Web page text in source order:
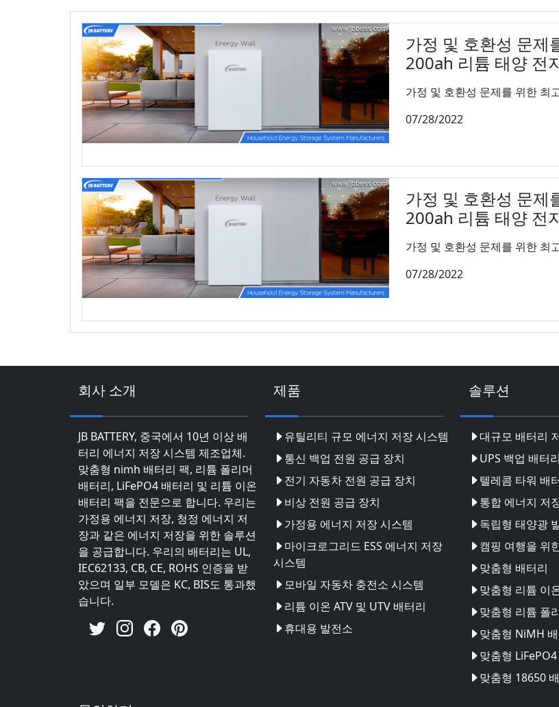
가정 및 호환성 문
200ah 리튬 태양 전
가정 및 호환성 문제를 위한 최
07/28/2022
가정 및 호환성 문
200ah 리튬 태양 전
가정 및 호환성 문제를 위한 최
07/28/2022
회사 소개
JB BATTERY, 중국에서 10년 이상 배
터리 에너지 저장 시스템 제조업체.
맞춤형 nimh 배터리 팩, 리튬 폴리머
배터리, LiFePO4 배터리 및 리튬 이온
배터리 팩을 전문으로 합니다. 우리는
가정용 에너지 저장, 청정 에너지 저
장과 같은 에너지 저장을 위한 솔루션
을 공급합니다. 우리의 배터리는 UL,
IEC62133, CB, CE, ROHS 인증을 받
았으며 일부 모델은 KC, BIS도 통과했
습니다.
제품
유틸리티 규모 에너지 저장 시스템
통신 백업 전원 공급 장치
전기 자동차 전원 공급 장치
비상 전원 공급 장치
가정용 에너지 저장 시스템
마이크로그리드 ESS 에너지 저장
시스템
모바일 자동차 충전소 시스템
리튬 이온 ATV 및 UTV 배터리
휴대용 발전소
솔루션
대규모 배터리
UPS 백업 배터
텔레콤 타워 배
통합 에너지 저
독립형 태양광
캠핑 여행을 위
맞춤형 배터리
맞춤형 리튬 이
맞춤형 리튬 폴
맞춤형 NiMH
맞춤형
맞춤형 18650